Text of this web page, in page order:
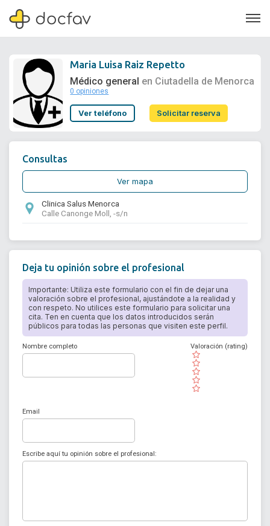
Soporte
Maria Luisa Raiz Repetto
Médico general en Ciutadella de Menorca
0 opiniones
Ver teléfono Solicitar reserva
Consultas
Ver mapa
Clinica Salus Menorca
Calle Canonge Moll, -s/n
Deja tu opinión sobre el profesional
Importante: Utiliza este formulario con el fin de dejar una
valoración sobre el profesional, ajustándote a la realidad y
con respeto. No utilices este formulario para solicitar una
cita. Ten en cuenta que los datos introducidos serán
públicos para todas las personas que visiten este perfil.
Nombre completo
( )
( )
( )
( )
( )
Valoración (rating)
Email
Escribe aquí tu opinión sobre el profesional: